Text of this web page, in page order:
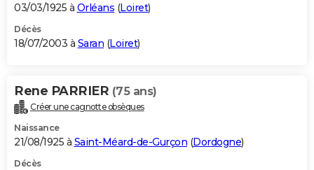
03/03/1925 à Orléans (Loiret)
Décès
18/07/2003 à Saran (Loiret)
Rene PARRIER (75 ans)
Créer une cagnotte obsèques
Naissance
21/08/1925 à Saint-Méard-de-Gurçon (Dordogne)
Décès